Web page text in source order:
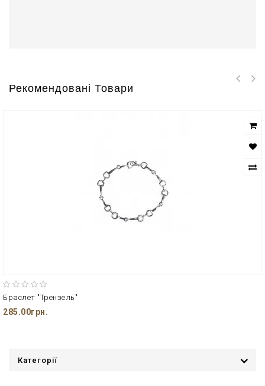
Рекомендовані Товари
Браслет "Трензель"
285.00грн.
Категорії